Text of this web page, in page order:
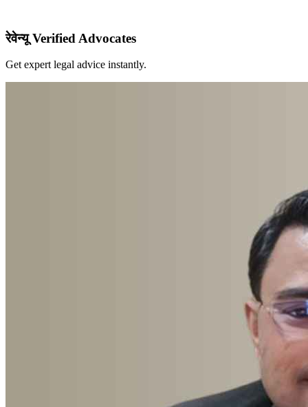
रेवेन्यू Verified Advocates
Get expert legal advice instantly.